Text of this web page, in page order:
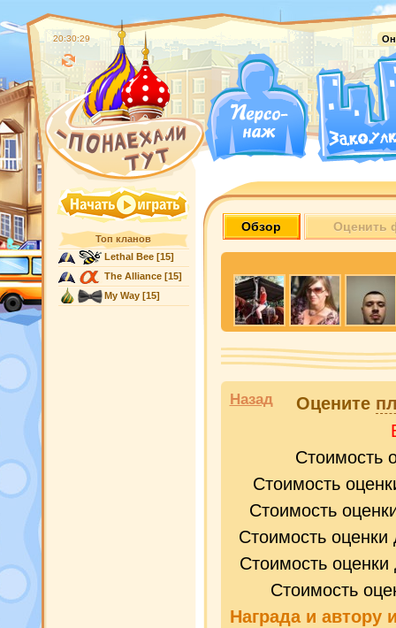
20:30:30
Топ кланов
Lethal Bee[15]
The Alliance[15]
My Way[15]
Обзор Оценить
Назад Оцените
Стоимость
Стоимость
Стоимость
Стоимость
Стоимость
Стоимость
Награда и автору